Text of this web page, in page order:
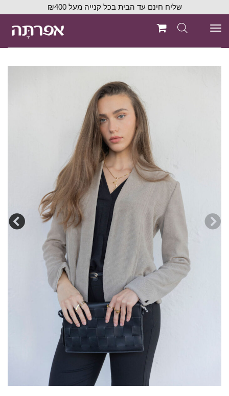
שליח חינם עד הבית בכל קנייה מעל ₪400
תפריט